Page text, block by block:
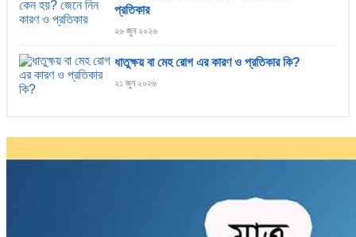
প্রতিকার
২৬ জুন ২০২৬
ধাতুক্ষয় বা মেহ রোগ এর কারণ ও প্রতিকার কি?
২১ জুন ২০২৬